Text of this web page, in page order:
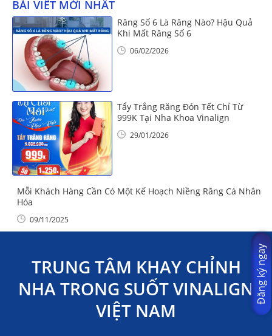
BÀI VIẾT MỚI NHẤT
Răng Số 6 Là Răng Nào? Hậu Quả
Khi Mất Răng Số 6
06/02/2026
Tẩy Trắng Răng Đón Tết Chỉ Từ
999K Tại Nha Khoa Vinalign
29/01/2026
Mỗi Khách Hàng Cần Có Một Kế Hoạch Niềng Răng Cá Nhân
Hóa
09/11/2025
TRUNG TÂM KHAY CHỈNH
NHA TRONG SUỐT VINALIGN
VIỆT NAM
Đăng ký ngay